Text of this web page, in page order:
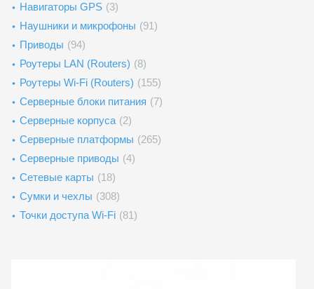
Навигаторы GPS (3)
Наушники и микрофоны (91)
Приводы (94)
Роутеры LAN (Routers) (8)
Роутеры Wi-Fi (Routers) (155)
Серверные блоки питания (7)
Серверные корпуса (2)
Серверные платформы (265)
Серверные приводы (4)
Сетевые карты (18)
Сумки и чехлы (308)
Точки доступа Wi-Fi (81)